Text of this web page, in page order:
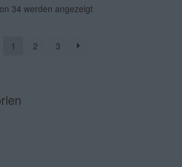
34 werden angezeigtNach
1
2 3